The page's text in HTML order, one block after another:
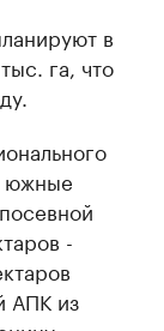
в
га, что
южные
-
АПК из